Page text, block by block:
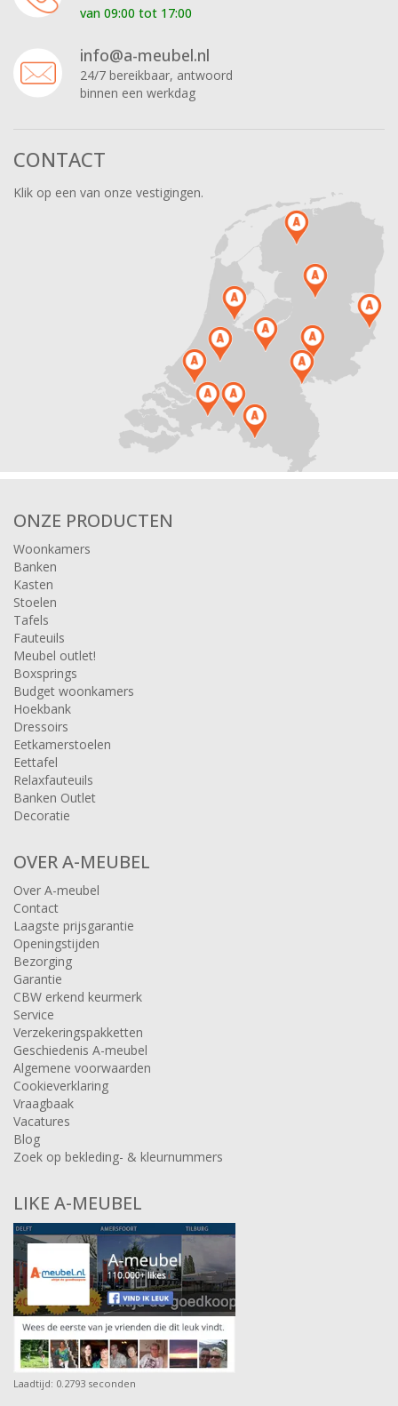
van 09:00 tot 17:00
info@a-meubel.nl
24/7 bereikbaar, antwoord
binnen een werkdag
CONTACT
Klik op een van onze vestigingen.
ONZE PRODUCTEN
Woonkamers
Banken
Kasten
Stoelen
Tafels
Fauteuils
Meubel outlet!
Boxsprings
Budget woonkamers
Hoekbank
Dressoirs
Eetkamerstoelen
Eettafel
Relaxfauteuils
Banken Outlet
Decoratie
OVER A-MEUBEL
Over A-meubel
Contact
Laagste prijsgarantie
Openingstijden
Bezorging
Garantie
CBW erkend keurmerk
Service
Verzekeringspakketten
Geschiedenis A-meubel
Algemene voorwaarden
Cookieverklaring
Vraagbaak
Vacatures
Blog
Zoek op bekleding- & kleurnummers
LIKE A-MEUBEL
Laadtijd: 0.2793 seconden